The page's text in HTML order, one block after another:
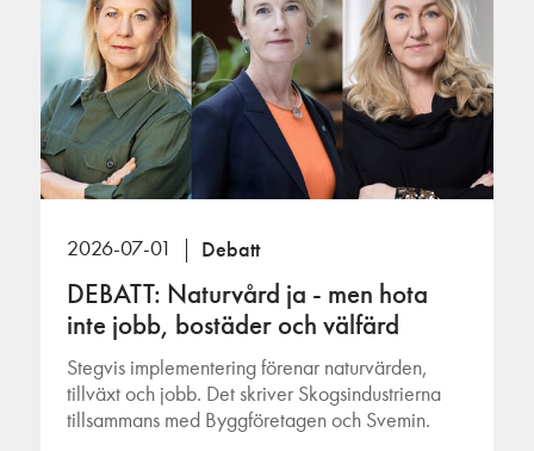
2026-07-01 Debatt
DEBATT: Naturvård ja - men hota
inte jobb, bostäder och välfärd
Stegvis implementering förenar naturvärden,
tillväxt och jobb. Det skriver Skogsindustrierna
tillsammans med Byggföretagen och Svemin.